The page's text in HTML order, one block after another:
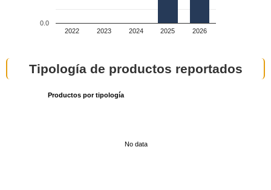
2022 2023 2024 2025 2026
0.0
Tipología de productos reportados
Productos por tipología
No data